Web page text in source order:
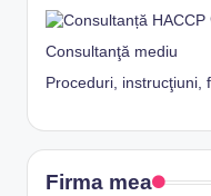
Consultanţă mediu
Proceduri, instrucţiuni,
Firma mea